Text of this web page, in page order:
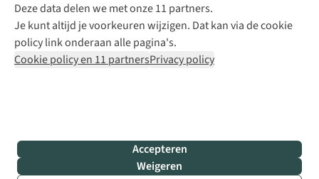
Deze data delen we met onze 11 partners.
Je kunt altijd je voorkeuren wijzigen. Dat kan via de cookie
policy link onderaan alle pagina's.
Cookie policy en 11 partnersPrivacy policy
Accepteren
Weigeren
Bever
B.V.